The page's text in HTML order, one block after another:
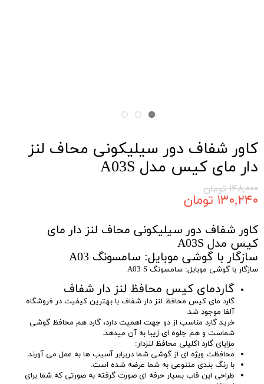
کاور شفاف دور سیلیکونی محاف لنز
دار مای کیس مدل A03S
۱۴۸,۰۰۰ تومان
۱۳۰,۲۴۰ تومان
کاور شفاف دور سیلیکونی محاف لنز دار مای
کیس مدل A03S
سازگار با گوشی موبایل: سامسونگ A03
سازگار با گوشی موبایل: سامسونگ A03 S
گاردمای کیس محافظ لنز دار شفاف
گارد مای کیس محافظ لنز دار شفاف با بهترین کیفیت در فروشگاه
آلفا موجود شد.
خرید گارد مناسب از دو جهت اهمیت دارد، گارد هم محافظ گوشی
شماست و هم جلوه ای زیبا به آن میدهد.
مزایای گارد اکلیلی محافظ لنزدار:
محافظت ویژه ای از گوشی شما دربرابر آسیب ها به عمل می آورند.
با رنگ بندی متنوعی به شما عرضه شده است.
طراحی این قاب بسیار حرفه ای صورت گرفته به صورتی که شما برای